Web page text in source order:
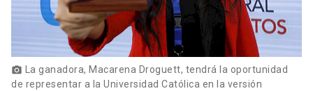
photo_camera La ganadora, Macarena Droguett, tendrá la oportunidad
de representar a la Universidad Católica en la versión